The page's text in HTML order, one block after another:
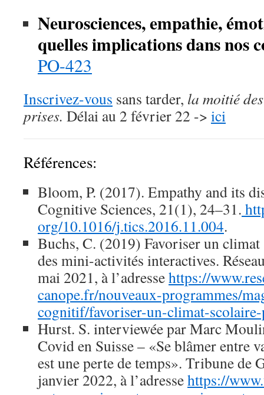
Neurosciences, empathie,
quelles implications dans nos
PO-423
Inscrivez-vous sans tarder, la moitié
prises. Délai au 2 février 22 -> ici
Références:
Bloom, P. (2017). Empathy and its
Cognitive Sciences, 21(1), 24–31.
org/10.1016/j.tics.2016.11.004.
Buchs, C. (2019) Favoriser un
des mini-activités interactives.
mai 2021, à l’adressehttps://
canope.fr/nouveaux-programmes/
cognitif/favoriser-un-climat-
Hurst. S. interviewée par Marc
Covid en Suisse – «Se blâmer entre
est une perte de temps». Tribune de
janvier 2022, à l’adressehttps://